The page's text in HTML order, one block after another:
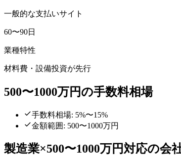
一般的な支払いサイト
60〜90日
業種特性
材料費・設備投資が先行
500〜1000万円の手数料相場
手数料相場: 5%〜15%
金額範囲: 500〜1000万円
製造業×500〜1000万円対応の会